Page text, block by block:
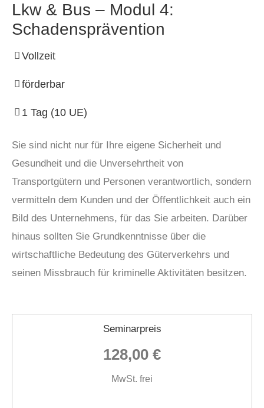
Lkw & Bus – Modul 4:
Schadensprävention
Vollzeit
förderbar
1 Tag (10 UE)
Sie sind nicht nur für Ihre eigene Sicherheit und
Gesundheit und die Unversehrtheit von
Transportgütern und Personen verantwortlich, sondern
vermitteln dem Kunden und der Öffentlichkeit auch ein
Bild des Unternehmens, für das Sie arbeiten. Darüber
hinaus sollten Sie Grundkenntnisse über die
wirtschaftliche Bedeutung des Güterverkehrs und
seinen Missbrauch für kriminelle Aktivitäten besitzen.
Seminarpreis
128,00 €
MwSt. frei